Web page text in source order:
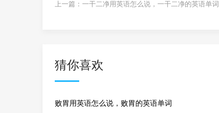
上一篇： 一干二净用英语怎么说，一干二净的英语单词
猜你喜欢
败胃用英语怎么说，败胃的英语单词